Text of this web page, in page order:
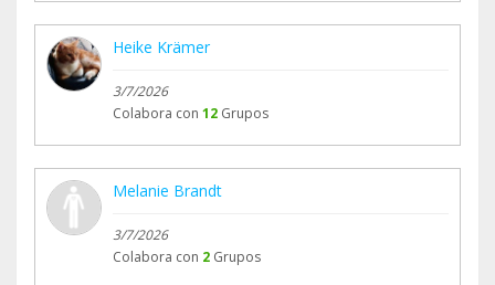
Heike Krämer
3/7/2026
Colabora con 12 Grupos
Melanie Brandt
3/7/2026
Colabora con 2 Grupos